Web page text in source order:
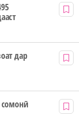
дар